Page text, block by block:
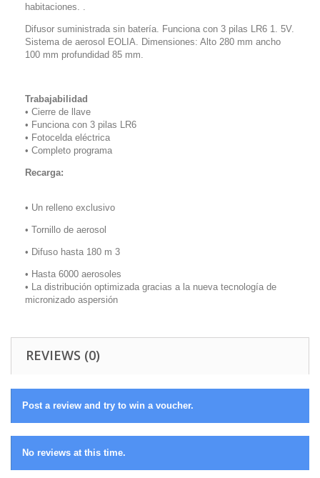
habitaciones. .
Difusor suministrada sin batería. Funciona con 3 pilas LR6 1. 5V.
Sistema de aerosol EOLIA. Dimensiones: Alto 280 mm ancho
100 mm profundidad 85 mm.
Trabajabilidad
• Cierre de llave
• Funciona con 3 pilas LR6
• Fotocelda eléctrica
• Completo programa
Recarga:
• Un relleno exclusivo
• Tornillo de aerosol
• Difuso hasta 180 m 3
• Hasta 6000 aerosoles
• La distribución optimizada gracias a la nueva tecnología de
micronizado aspersión
REVIEWS (0)
Post a review and try to win a voucher.
No reviews at this time.